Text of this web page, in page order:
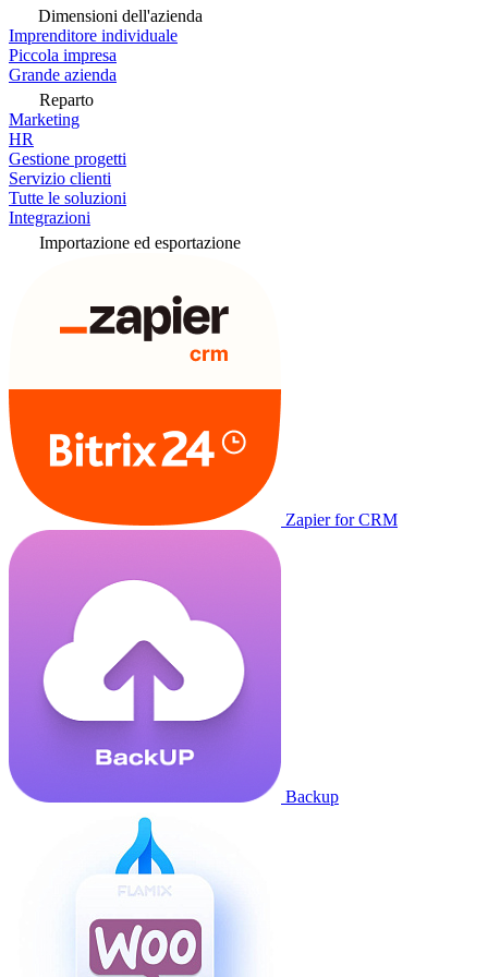
Dimensioni dell'azienda
Imprenditore individuale
Piccola impresa
Grande azienda
Reparto
Marketing
HR
Gestione progetti
Servizio clienti
Tutte le soluzioni
Integrazioni
Importazione ed esportazione
Zapier for CRM
Backup